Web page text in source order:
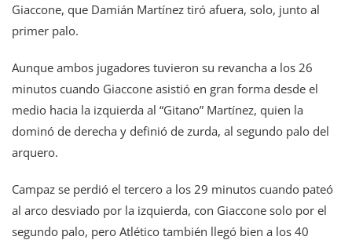
Giaccone, que Damián Martínez tiró afuera, solo, junto al
primer palo.
Aunque ambos jugadores tuvieron su revancha a los 26
minutos cuando Giaccone asistió en gran forma desde el
medio hacia la izquierda al “Gitano” Martínez, quien la
dominó de derecha y definió de zurda, al segundo palo del
arquero.
Campaz se perdió el tercero a los 29 minutos cuando pateó
al arco desviado por la izquierda, con Giaccone solo por el
segundo palo, pero Atlético también llegó bien a los 40